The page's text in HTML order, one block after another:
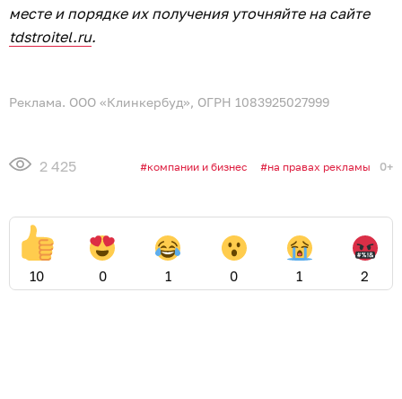
месте и порядке их получения уточняйте на сайте
tdstroitel.ru.
Реклама. ООО «Клинкербуд», ОГРН 1083925027999
2 425 компании и бизнес на правах рекламы 0+
10 0 1 0 1 2